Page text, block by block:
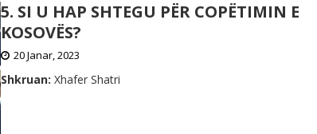
5. SI U HAP SHTEGU PËR COPËTIMIN E
KOSOVËS?
20 Janar, 2023
Shkruan: Xhafer Shatri